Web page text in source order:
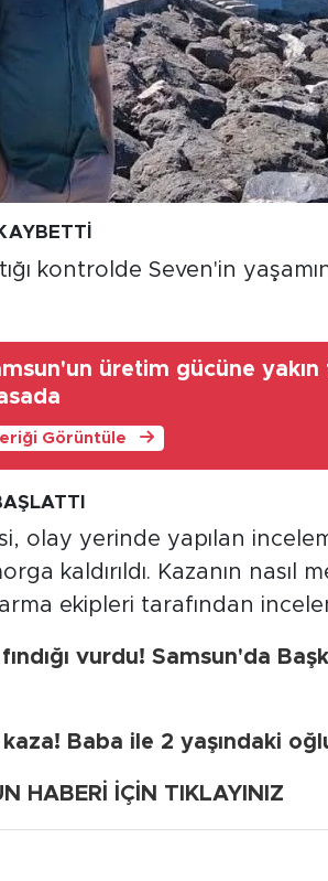
kontrolde Seven'in
üretim gücüne yakın
Görüntüle
olay yerinde yapılan
kaldırıldı. Kazanın nasıl
ekipleri tarafından
vurdu! Samsun'da
Baba ile 2 yaşındaki
HABERİ İÇİN TIKLAYINIZ